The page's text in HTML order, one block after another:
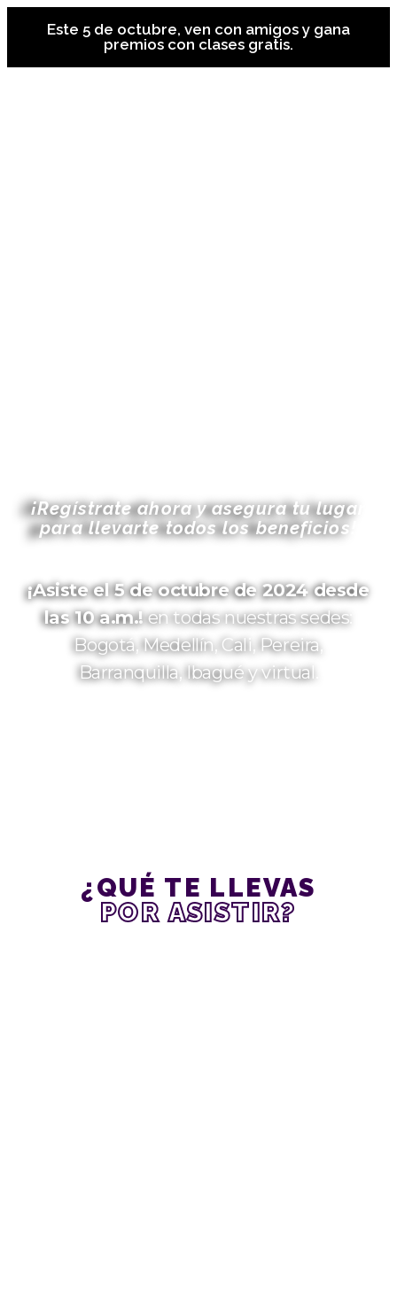
Este 5 de octubre, ven con amigos y gana
premios con clases gratis.
¡Regístrate ahora y asegura tu lugar
para llevarte todos los beneficios!
¡Asiste el 5 de octubre de 2024 desde
las 10 a.m.!en todas nuestras sedes:
Bogotá, Medellín, Cali, Pereira,
Barranquilla, Ibagué y virtual.
¿QUÉ TE LLEVAS
POR ASISTIR?